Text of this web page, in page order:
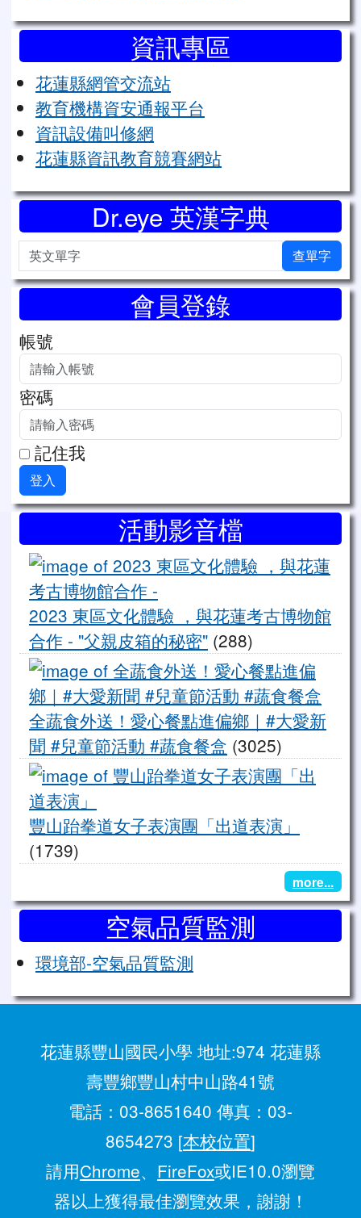
資訊專區
花蓮縣網管交流站
教育機構資安通報平台
資訊設備叫修網
花蓮縣資訊教育競賽網站
Dr.eye 英漢字典
英文單字 查單字
會員登錄
帳號
密碼
記住我
登入
右邊區域內容活動影音檔
2023 東區文化體驗 ，與花蓮考古博物館
合作 - "父親皮箱的秘密" (288)
全蔬食外送！愛心餐點進偏鄉｜#大愛新
聞 #兒童節活動 #蔬食餐盒 (3025)
豐山跆拳道女子表演團「出道表演」
(1739)
more...
空氣品質監測
環境部-空氣品質監測
花蓮縣豐山國民小學 地址:974 花蓮縣
壽豐鄉豐山村中山路41號
電話：03-8651640 傳真：03-
8654273 [本校位置]
請用Chrome、 FireFox或IE10.0瀏覽
器以上獲得最佳瀏覽效果，謝謝！